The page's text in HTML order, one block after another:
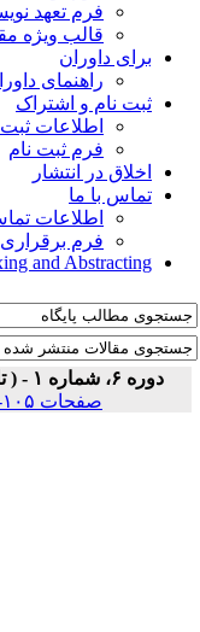
فرم تعهد
قالب ویژه
برای داوران
راهنمای داوران
ثبت نام و اشتراک
اطلاعات ثبت
فرم ثبت نام
اخلاق در انتشار
تماس با ما
اطلاعات تماس
فرم برقراری
and Abstracting
دوره ۶، شماره ۱ - ( تابستان ۱۳۹۹ )
صفحات ۱۰۵-۹۵